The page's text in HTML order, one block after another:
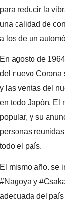
para reducir la
una calidad de
a los de un
En agosto de
del nuevo Corona
y las ventas del
en todo Japón. El
popular, y su
personas
todo el país.
El mismo año, se
#Nagoya y
adecuada del